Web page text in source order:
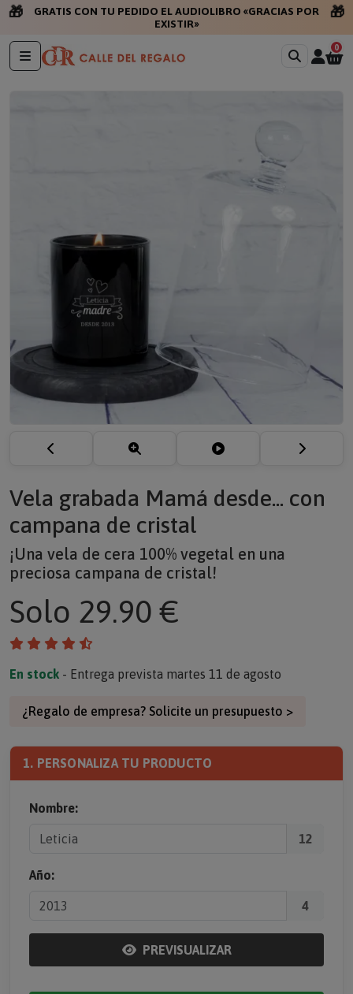
🎁
GRATIS CON TU PEDIDO EL AUDIOLIBRO «GRACIAS POR
EXISTIR»
🎁
0
Vela grabada Mamá desde... con
campana de cristal
¡Una vela de cera 100% vegetal en una
preciosa campana de cristal!
Solo 29.90 €
En stock - Entrega prevista martes 11 de agosto
¿Regalo de empresa? Solicite un presupuesto >
1. PERSONALIZA TU PRODUCTO
Nombre:
12
Año:
4
PREVISUALIZAR